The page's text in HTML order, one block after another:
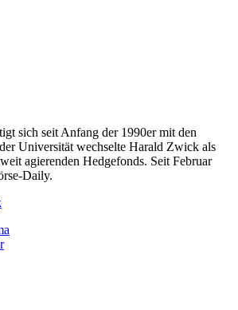
sich seit Anfang der 1990er mit den
Universität wechselte Harald Zwick als
agierenden Hedgefonds. Seit Februar
Daily.